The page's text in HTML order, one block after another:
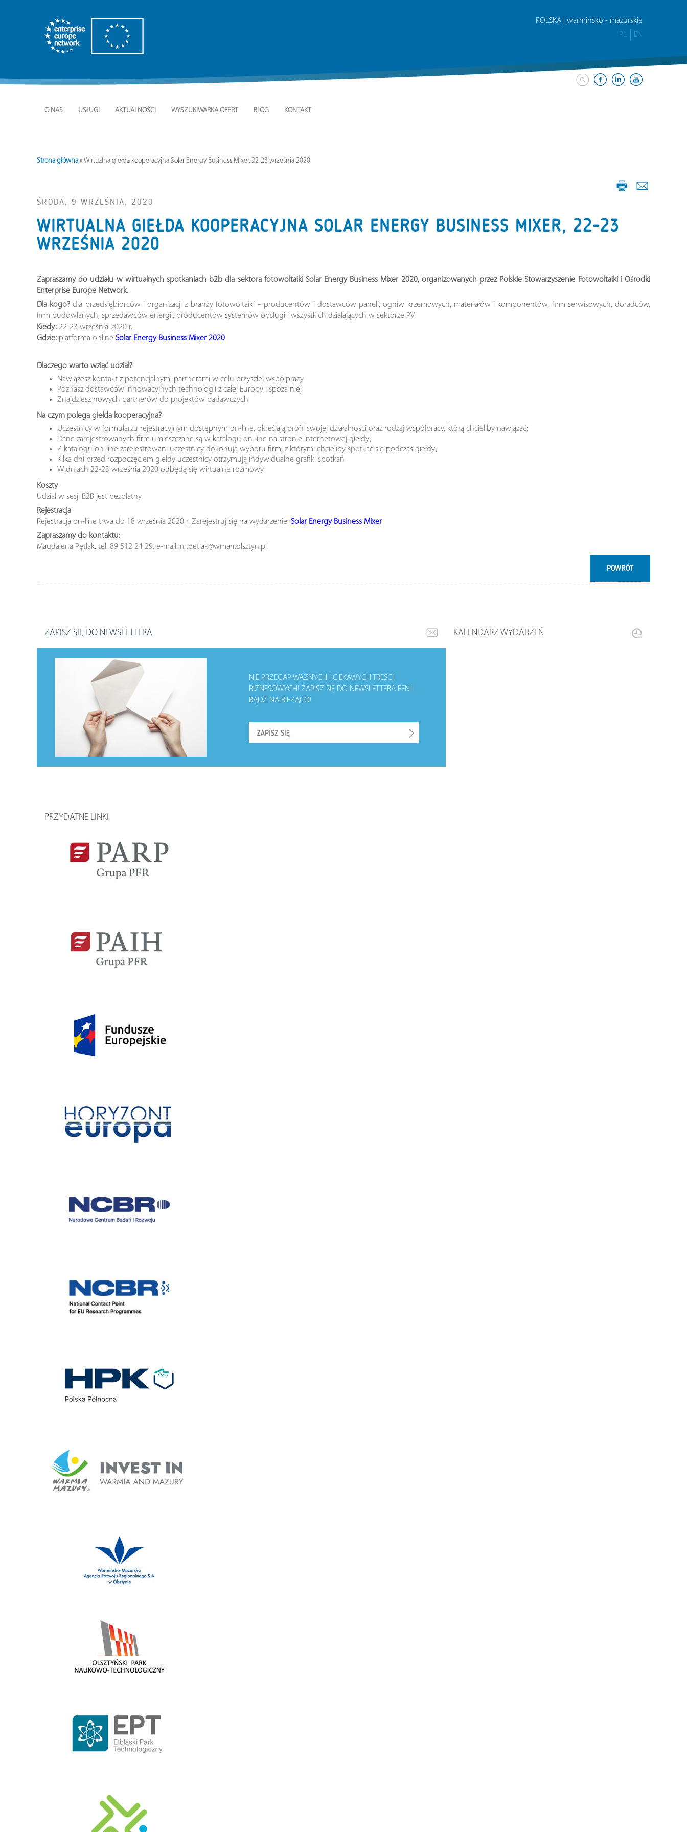
POLSKA | warmińsko - mazurskie
PL
EN
O NAS USŁUGI AKTUALNOŚCI WYSZUKIWARKA OFERT BLOG KONTAKT
Strona główna » Wirtualna giełda kooperacyjna Solar Energy Business Mixer, 22-23 września 2020
ŚRODA, 9 WRZEŚNIA, 2020
WIRTUALNA GIEŁDA KOOPERACYJNA SOLAR ENERGY BUSINESS MIXER, 22-23
WRZEŚNIA 2020
Zapraszamy do udziału w wirtualnych spotkaniach b2b dla sektora fotowoltaiki Solar Energy Business Mixer 2020, organizowanych przez Polskie Stowarzyszenie Fotowoltaiki i Ośrodki
Enterprise Europe Network.
Dla kogo? dla przedsiębiorców i organizacji z branży fotowoltaiki – producentów i dostawców paneli, ogniw krzemowych, materiałów i komponentów, firm serwisowych, doradców,
firm budowlanych, sprzedawców energii, producentów systemów obsługi i wszystkich działających w sektorze PV.
Kiedy: 22-23 września 2020 r.
Gdzie: platforma online Solar Energy Business Mixer 2020
Dlaczego warto wziąć udział?
Nawiążesz kontakt z potencjalnymi partnerami w celu przyszłej współpracy
Poznasz dostawców innowacyjnych technologii z całej Europy i spoza niej
Znajdziesz nowych partnerów do projektów badawczych
Na czym polega giełda kooperacyjna?
Uczestnicy w formularzu rejestracyjnym dostępnym on-line, określają profil swojej działalności oraz rodzaj współpracy, którą chcieliby nawiązać;
Dane zarejestrowanych firm umieszczane są w katalogu on-line na stronie internetowej giełdy;
Z katalogu on-line zarejestrowani uczestnicy dokonują wyboru firm, z którymi chcieliby spotkać się podczas giełdy;
Kilka dni przed rozpoczęciem giełdy uczestnicy otrzymują indywidualne grafiki spotkań
W dniach 22-23 września 2020 odbędą się wirtualne rozmowy
Koszty
Udział w sesji B2B jest bezpłatny.
Rejestracja
Rejestracja on-line trwa do 18 września 2020 r. Zarejestruj się na wydarzenie: Solar Energy Business Mixer
Zapraszamy do kontaktu:
Magdalena Pętlak, tel. 89 512 24 29, e-mail: m.petlak@wmarr.olsztyn.pl
POWRÓT
ZAPISZ SIĘ DO NEWSLETTERA
NIE PRZEGAP WAŻNYCH I CIEKAWYCH TREŚCI
BIZNESOWYCH! ZAPISZ SIĘ DO NEWSLETTERA EEN I
BĄDŹ NA BIEŻĄCO!
KALENDARZ WYDARZEŃ
PRZYDATNE LINKI